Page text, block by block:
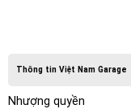
Thông tin Việt Nam Garage
Nhượng quyền